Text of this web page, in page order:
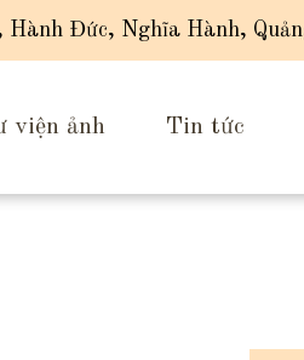
Đức, Nghĩa Hành,
viện ảnh Tin tức